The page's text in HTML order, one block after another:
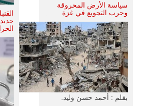
سياسة الأرض المحروقة
وحرب التجويع في غزة
بقلم : أحمد حسن وليد.